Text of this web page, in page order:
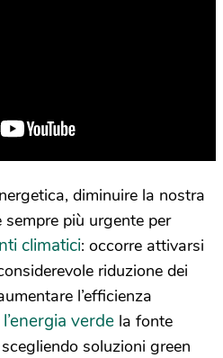
diminuire la nostra
sempre più urgente per
climatici: occorre attivarsi
riduzione dei
l’efficienza
l’energia verde la fonte
soluzioni green